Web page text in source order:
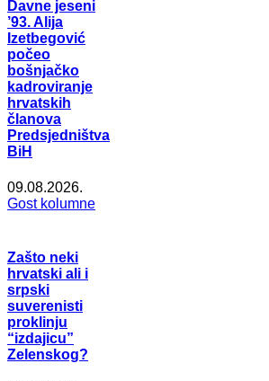
Davne jeseni
’93. Alija
Izetbegović
počeo
bošnjačko
kadroviranje
hrvatskih
članova
Predsjedništva
BiH
09.08.2026.
Gost kolumne
Zašto neki
hrvatski ali i
srpski
suverenisti
proklinju
“izdajicu”
Zelenskog?